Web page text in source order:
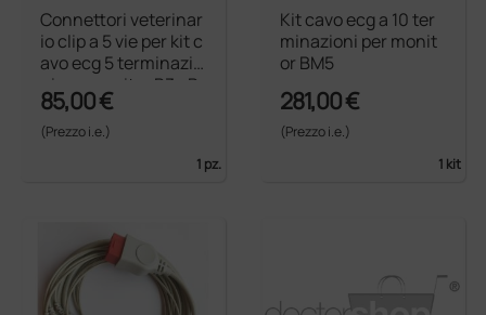
Connettori veterinar
io clip a 5 vie per kit c
avo ecg 5 terminazio
ni per monitor B3 eB
5 - dopo 06/2006
85,00 €
(Prezzo i.e.)
1 pz.
Kit cavo ecg a 10 ter
minazioni per monit
or BM5
281,00 €
(Prezzo i.e.)
1 kit